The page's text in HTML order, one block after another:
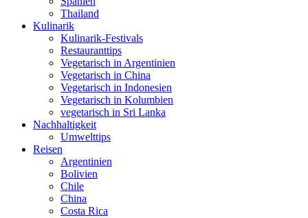
Thailand
Kulinarik
Kulinarik-Festivals
Restauranttips
Vegetarisch in Argentinien
Vegetarisch in China
Vegetarisch in Indonesien
Vegetarisch in Kolumbien
vegetarisch in Sri Lanka
Nachhaltigkeit
Umwelttips
Reisen
Argentinien
Bolivien
Chile
China
Costa Rica